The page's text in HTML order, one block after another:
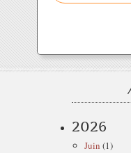
2026
Juin (1)